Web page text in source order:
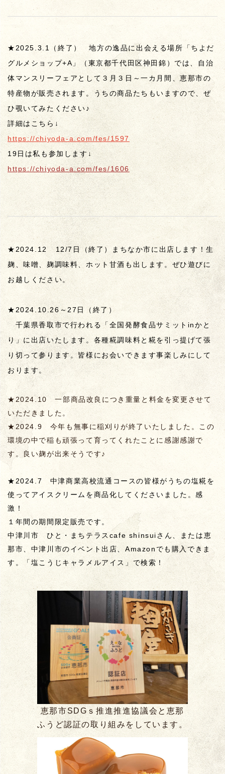
★2025.3.1（終了） 地方の逸品に出会える場所「ちよだ
グルメショップ+A」（東京都千代田区神田錦）では、自治
体マンスリーフェアとして３月３日～一カ月間、恵那市の
特産物が販売されます。うちの商品たちもいますので、ぜ
ひ覗いてみたください♪
詳細はこちら↓
https://chiyoda-a.com/fes/1597
19日は私も参加します↓
https://chiyoda-a.com/fes/1606
★2024.12 12/7日（終了）まちなか市に出店します！生
麹、味噌、麹調味料、ホット甘酒も出します。ぜひ遊びに
お越しください。
★2024.10.26～27日（終了）
千葉県香取市で行われる「全国発酵食品サミットinかと
り」に出店いたします。各種糀調味料と糀を引っ提げて張
り切って参ります。皆様にお会いできます事楽しみにして
おります。
★2024.10 一部商品改良につき重量と料金を変更させて
いただきました。
★2024.9 今年も無事に稲刈りが終了いたしました。この
環境の中で稲も頑張って育ってくれたことに感謝感謝で
す。良い麹が出来そうです♪
★2024.7 中津商業高校流通コースの皆様がうちの塩糀を
使ってアイスクリームを商品化してくださいました。感
激！
１年間の期間限定販売です。
中津川市 ひと・まちテラスcafe shinsuiさん、または恵
那市、中津川市のイベント出店、Amazonでも購入できま
す。「塩こうじキャラメルアイス」で検索！
恵那市SDGｓ推進推進協議会と恵那
ふうど認証の取り組みをしています。